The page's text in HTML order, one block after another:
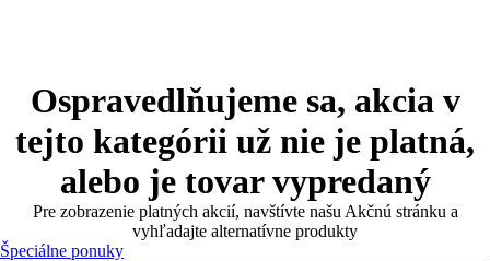
Ospravedlňujeme sa, akcia v
tejto kategórii už nie je platná,
alebo je tovar vypredaný
Pre zobrazenie platných akcií, navštívte našu Akčnú stránku a
vyhľadajte alternatívne produkty
Špeciálne ponuky